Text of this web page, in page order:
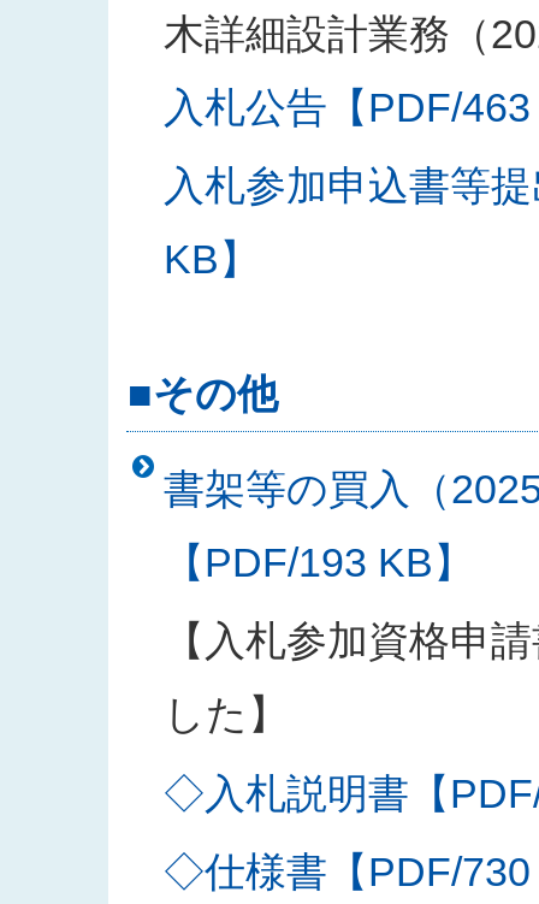
木詳細設計業務（
入札公告【PDF/
入札参加申込書等
KB】
■その他
書架等の買入（
【PDF/193 KB】
【入札参加資格申
した】
◇入札説明書【
◇仕様書【PDF/730